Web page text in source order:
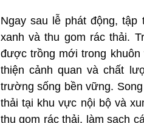
Ngay sau lễ phát động,
xanh và thu gom rác thải.
được trồng mới trong
thiện cảnh quan và chất
trường sống bền vững.
thải tại khu vực nội bộ và
thu gom rác thải, làm sạch